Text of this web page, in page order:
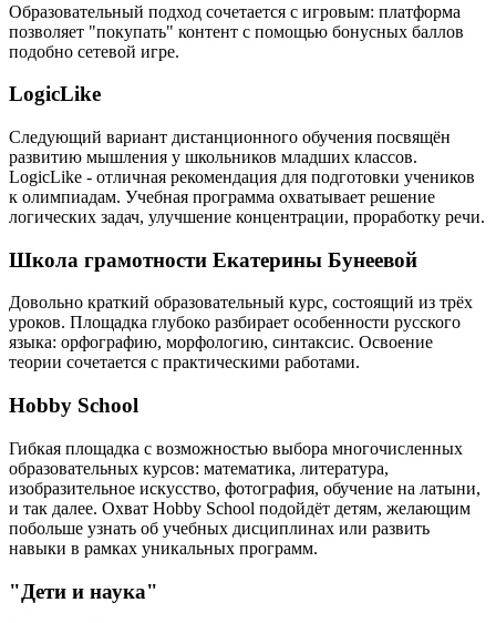
Образовательный подход сочетается с игровым: платформа
позволяет "покупать" контент с помощью бонусных баллов
подобно сетевой игре.
LogicLike
Следующий вариант дистанционного обучения посвящён
развитию мышления у школьников младших классов.
LogicLike - отличная рекомендация для подготовки учеников
к олимпиадам. Учебная программа охватывает решение
логических задач, улучшение концентрации, проработку речи.
Школа грамотности Екатерины Бунеевой
Довольно краткий образовательный курс, состоящий из трёх
уроков. Площадка глубоко разбирает особенности русского
языка: орфографию, морфологию, синтаксис. Освоение
теории сочетается с практическими работами.
Hobby School
Гибкая площадка с возможностью выбора многочисленных
образовательных курсов: математика, литература,
изобразительное искусство, фотография, обучение на латыни,
и так далее. Охват Hobby School подойдёт детям, желающим
побольше узнать об учебных дисциплинах или развить
навыки в рамках уникальных программ.
"Дети и наука"